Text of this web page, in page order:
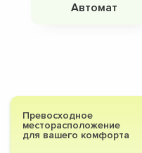
Автомат
Превосходное
месторасположение
для вашего комфорта